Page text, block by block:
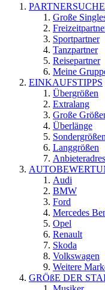
PARTNERSUCHE
Große
Sportpartner
Tanzpartner
Reisepartner
Meine
EINKAUFSTIPPS
Übergrößen
Extralang
Große
Überlänge
Sondergrößen
Langgrößen
Audi
BMW
Ford
Mercedes
Opel
Renault
Skoda
Volkswagen
Weitere
GRÖßE DER